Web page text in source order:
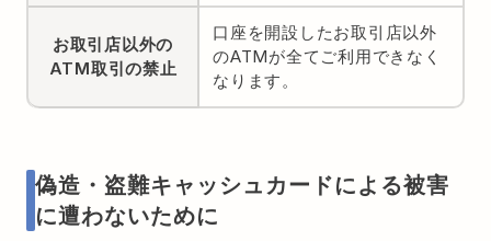
お取引店以外の
ATM取引の禁止
口座を開設したお取引店以外
のATMが全てご利用できなく
なります。
偽造・盗難キャッシュカードによる被害
に遭わないために